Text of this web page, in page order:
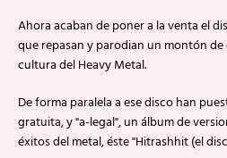
Ahora acaban de poner a la venta el
que repasan y parodian un montón
cultura del Heavy Metal.
De forma paralela a ese disco han
gratuita, y "a-legal", un álbum de
éxitos del metal, éste "Hitrashhit (el